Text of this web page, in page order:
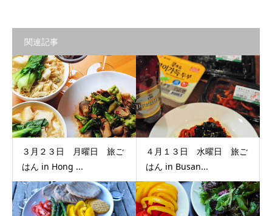
関連記事
３月２３日 月曜日 旅ご
はん in Hong ...
４月１３日 水曜日 旅ご
はん in Busan...